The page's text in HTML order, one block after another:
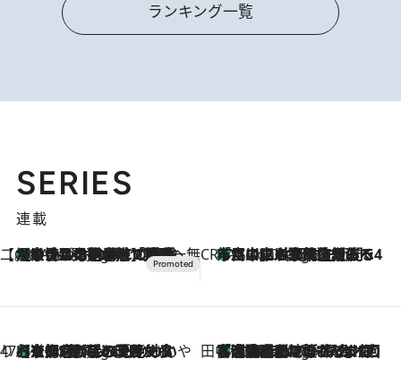
ランキング一覧
SERIES
連載
【CREA×星野リゾート】唯一無二。癒しと発見が待つ場所へ
2 Hours Ago
【トンボの足水浴】ヒノキの香りに包まれて涼感マックス！約13℃の湧水かけ流しを避暑地「星野温泉 トンボの湯」で体験 CREA'S CHOICE
4 Hours Ago
「立川にも歌舞伎があるんだよ」 片岡仁左衛門・市川中車ら豪華座組みで4年目の立川立飛歌舞伎へ
47都道府県の手みやげ ひんやりスイーツで夏を満喫
4 Hours Ago
【京都府】この夏絶対食べたい 冷やしておいしいおやつ3選 ひと口目から心を掴む新緑のテリーヌ 田中稲の勝手に再ブーム
9 Hours Ago
「湘南乃風に憧れて」観客大盛上がりの“タオル回し”に、ラッパー顔負けの高速歌唱まで…さだまさし（74）のアグレッシブすぎる現在地